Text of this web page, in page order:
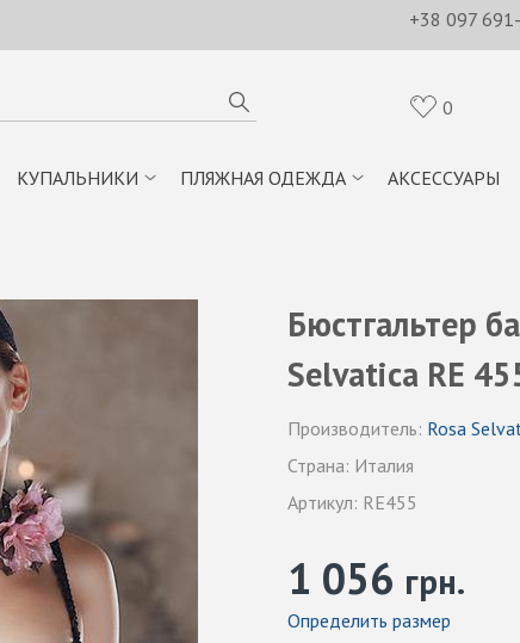
+38 097
0
КУПАЛЬНИКИ ПЛЯЖНАЯ ОДЕЖДА АКСЕССУАРЫ
Бюстгальтер
Selvatica RE
Определить размер
1 056 грн.
Производитель: Rosa
Страна: Италия
Артикул: RE455